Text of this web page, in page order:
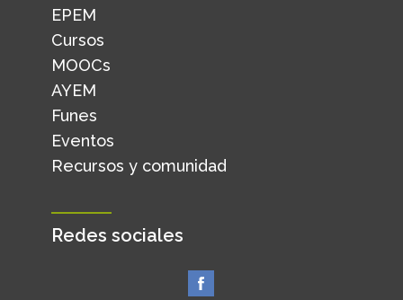
EPEM
Cursos
MOOCs
AYEM
Funes
Eventos
Recursos y comunidad
Redes sociales